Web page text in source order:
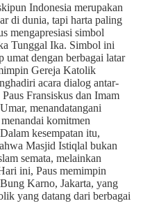
Indonesia merupakan
di dunia, tapi harta paling
mengapresiasi simbol
Tunggal Ika. Simbol ini
umat dengan berbagai latar
Gereja Katolik
acara dialog antar-
Fransiskus dan Imam
menandatangani
komitmen
kesempatan itu,
Masjid Istiqlal bukan
semata, melainkan
ini, Paus memimpin
Karno, Jakarta, yang
yang datang dari berbagai